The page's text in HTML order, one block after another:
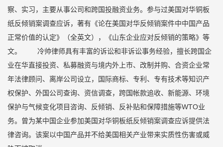
察、实习，主要从事公司和跨国投融资业务。参与过美国对华铜板
纸反倾销案调查应诉，著有《论在美国对华反倾销案件中中国产品
正常价值的认定》（全英文），《山东企业应对反倾销的策略》等
文。 冷帅律师具有丰富的诉讼和非诉讼事务经验，擅长跨国企
业在华直接投资、私募融资与境内外上市、改制并购、合资企业常
年法律顾问、离岸公司设立，国际商标、专利、专有技术等知识产
权保护、外国公司查询、资信调查，跨国帐款追收、新能源、环境
保护与气候变化项目咨询、反倾销、反补贴和保障措施等WTO业
务。曾为某中国企业参加美国对华铜板纸反倾销案调查应诉提供法
律咨询。该案以中国产品并不给美国相关产业带来实质性伤害或威